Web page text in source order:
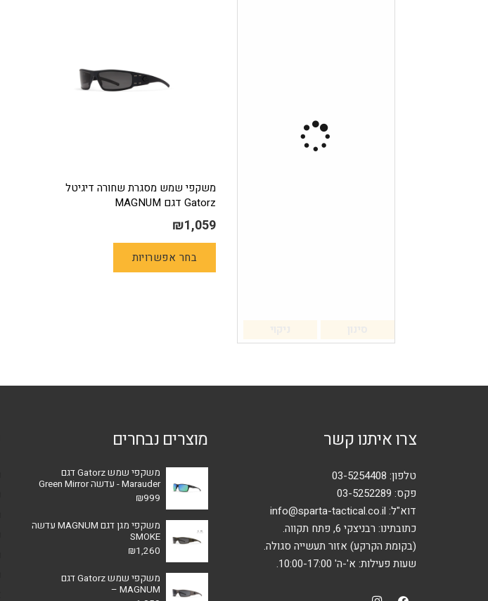
משקפי שמש מסגרת שחורה דיגיטל
Gatorz דגם MAGNUM
₪1,059
בחר אפשרויות
האפשרויות
צרו איתנו קשר
טלפון: 03-5254408
פקס: 03-5252289
דוא"ל: info@sparta-tactical.co.il
כתובתינו: רבניצקי 6, פתח תקווה.
(בקומת הקרקע) אזור תעשייה סגולה.
שעות פעילות: א'-ה' 10:00-17:00.
מוצרים נבחרים
משקפי שמש Gatorz דגם
Marauder - עדשה Green Mirror
₪999
משקפי מגן דגם MAGNUM עדשה
SMOKE
₪1,260
משקפי שמש Gatorz דגם
MAGNUM –